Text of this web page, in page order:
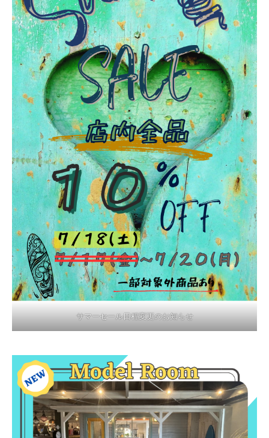
サマーセール日程変更のお知らせ